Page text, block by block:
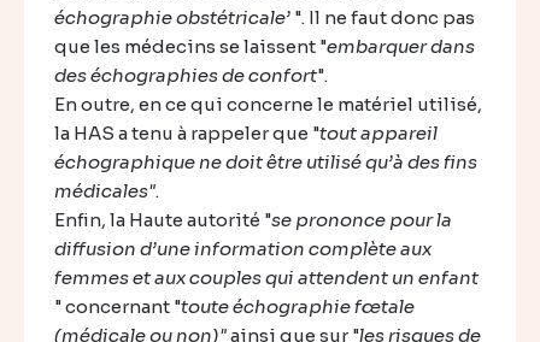
échographie obstétricale’ ". Il ne faut donc pas
que les médecins se laissent "embarquer dans
des échographies de confort".
En outre, en ce qui concerne le matériel utilisé,
la HAS a tenu à rappeler que "tout appareil
échographique ne doit être utilisé qu’à des fins
médicales".
Enfin, la Haute autorité "se prononce pour la
diffusion d’une information complète aux
femmes et aux couples qui attendent un enfant
" concernant "toute échographie fœtale
(médicale ou non)"ainsi que sur "les risques de